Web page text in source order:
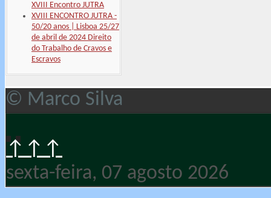
XVIII Encontro JUTRA
XVIII ENCONTRO JUTRA -
50/20 anos | Lisboa 25/27
de abril de 2024 Direito
do Trabalho de Cravos e
Escravos
© Marco Silva
↑↑↑
sexta-feira, 07 agosto 2026